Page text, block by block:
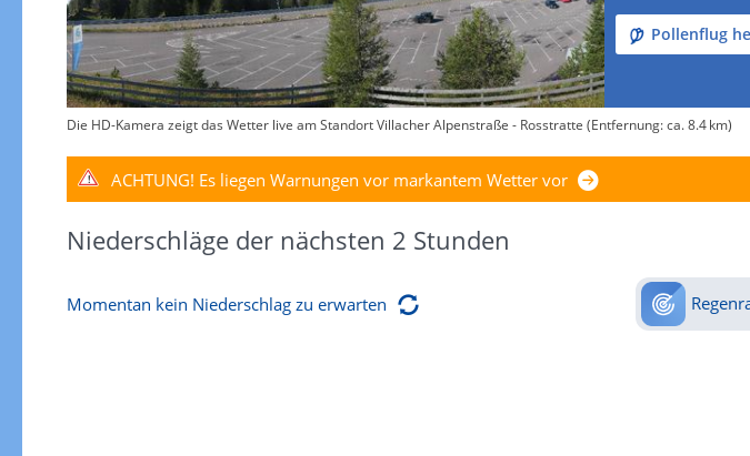
Pollenflug
Die HD-Kamera zeigt das Wetter live am Standort Villacher Alpenstraße - Rosstratte (Entfernung: ca. 8.4 km)
ACHTUNG! Es liegen Warnungen vor markantem Wetter vor
Niederschläge der nächsten 2 Stunden
Momentan kein Niederschlag zu erwarten